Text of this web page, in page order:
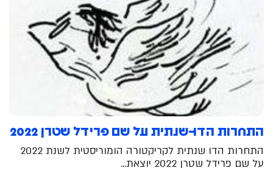
התחרות הדו-שנתית על שם פרידל שטרן 2022
התחרות הדו שנתית לקריקטורה הומוריסטית לשנת 2022
על שם פרידל שטרן 2022 יוצאת...